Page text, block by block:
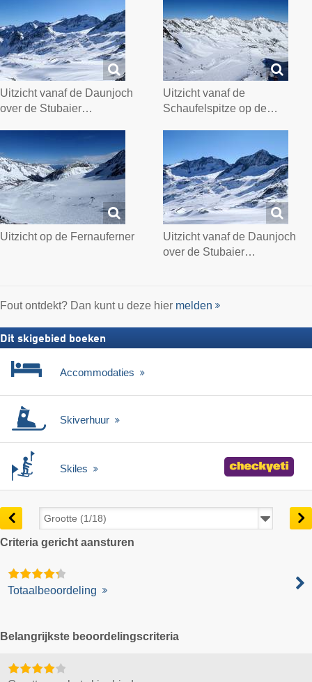
Uitzicht vanaf de Daunjoch
over de Stubaier…
Uitzicht vanaf de
Schaufelspitze op de…
Uitzicht op de Fernauferner
Uitzicht vanaf de Daunjoch
over de Stubaier…
Fout ontdekt? Dan kunt u deze hier melden
Dit skigebied boeken
Accommodaties
Skiverhuur
Skiles
Criteria gericht aansturen
Totaalbeoordeling
Belangrijkste beoordelingscriteria